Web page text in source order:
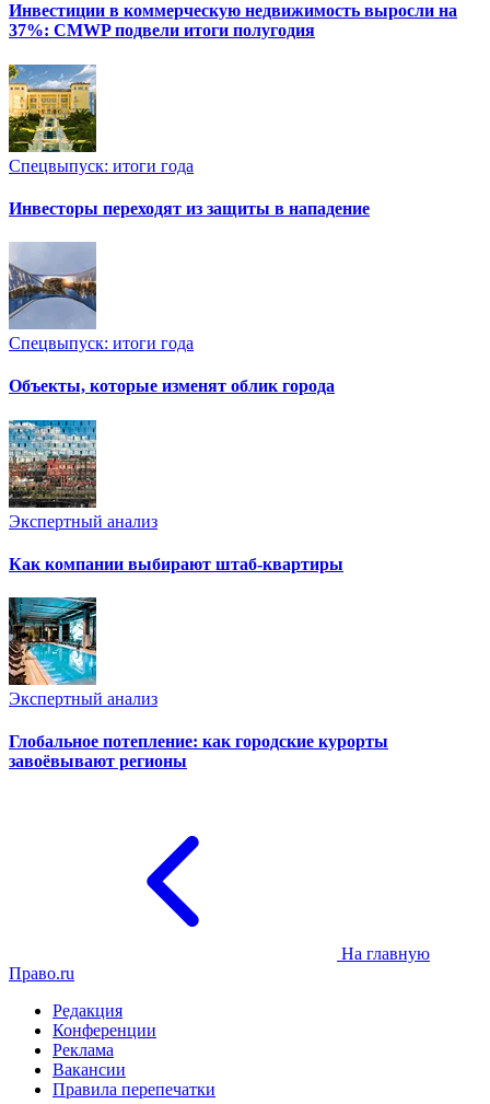
Инвестиции в коммерческую недвижимость выросли на
37%: CMWP подвели итоги полугодия
Спецвыпуск: итоги года
Инвесторы переходят из защиты в нападение
Спецвыпуск: итоги года
Объекты, которые изменят облик города
Экспертный анализ
Как компании выбирают штаб-квартиры
Экспертный анализ
Глобальное потепление: как городские курорты
завоёвывают регионы
На главную
Право.ru
Редакция
Конференции
Реклама
Вакансии
Правила перепечатки